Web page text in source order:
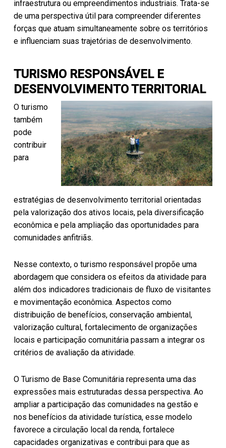
infraestrutura ou empreendimentos industriais. Trata-se
de uma perspectiva útil para compreender diferentes
forças que atuam simultaneamente sobre os territórios
e influenciam suas trajetórias de desenvolvimento.
TURISMO RESPONSÁVEL E
DESENVOLVIMENTO TERRITORIAL
O turismo
também
pode
contribuir
para
estratégias de desenvolvimento territorial orientadas
pela valorização dos ativos locais, pela diversificação
econômica e pela ampliação das oportunidades para
comunidades anfitriãs.
Nesse contexto, o turismo responsável propõe uma
abordagem que considera os efeitos da atividade para
além dos indicadores tradicionais de fluxo de visitantes
e movimentação econômica. Aspectos como
distribuição de benefícios, conservação ambiental,
valorização cultural, fortalecimento de organizações
locais e participação comunitária passam a integrar os
critérios de avaliação da atividade.
O Turismo de Base Comunitária representa uma das
expressões mais estruturadas dessa perspectiva. Ao
ampliar a participação das comunidades na gestão e
nos benefícios da atividade turística, esse modelo
favorece a circulação local da renda, fortalece
capacidades organizativas e contribui para que as